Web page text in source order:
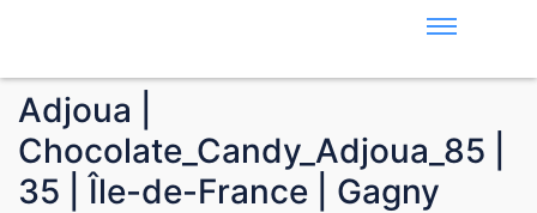
Adjoua |
Chocolate_Candy_Adjoua_85 |
35 | Île-de-France | Gagny